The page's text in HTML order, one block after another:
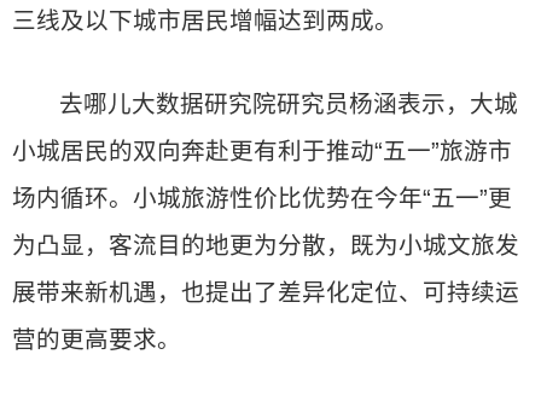
三线及以下城市居民增幅达到两成。
去哪儿大数据研究院研究员杨涵表示，大城
小城居民的双向奔赴更有利于推动“五一”旅游市
场内循环。小城旅游性价比优势在今年“五一”更
为凸显，客流目的地更为分散，既为小城文旅发
展带来新机遇，也提出了差异化定位、可持续运
营的更高要求。